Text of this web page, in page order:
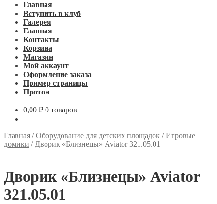
Главная
Вступить в клуб
Галерея
Главная
Контакты
Корзина
Магазин
Мой аккаунт
Оформление заказа
Пример страницы
Протон
0,00 ₽ 0 товаров
Главная /Оборудование для детских площадок /Игровые
домики / Дворик «Близнецы» Aviator 321.05.01
Дворик «Близнецы» Aviator
321.05.01